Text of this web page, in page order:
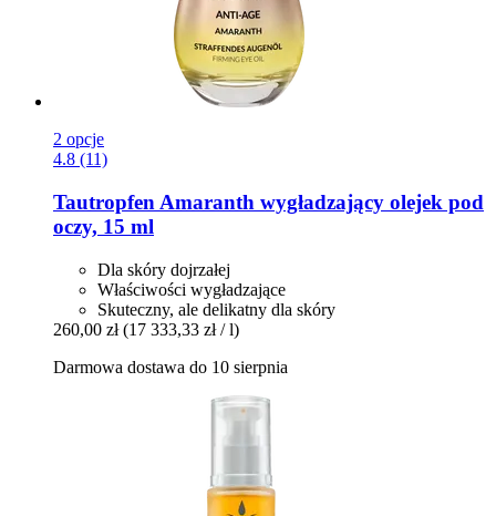
2 opcje
4.8 (11)
Tautropfen Amaranth wygładzający olejek pod
oczy, 15 ml
Dla skóry dojrzałej
Właściwości wygładzające
Skuteczny, ale delikatny dla skóry
260,00 zł (17 333,33 zł / l)
Darmowa dostawa do 10 sierpnia